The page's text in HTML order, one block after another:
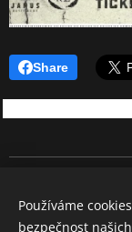
Share
Používáme
bezpečnost